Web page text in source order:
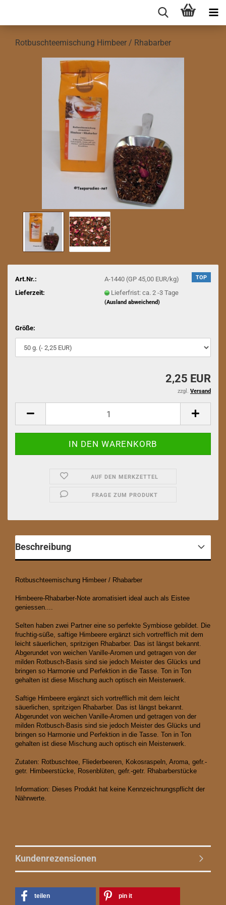
Rotbuschteemischung Himbeer / Rhabarber
TOP
Art.Nr.:
A-1440 (GP 45,00 EUR/kg)
Lieferzeit:
Lieferfrist: ca. 2 -3 Tage
(Ausland abweichend)
Größe:
2,25 EUR
zzgl. Versand
AUF DEN MERKZETTEL
FRAGE ZUM PRODUKT
Beschreibung
Rotbuschteemischung Himbeer / Rhabarber
Himbeere-Rhabarber-Note aromatisiert ideal auch als Eistee
geniessen....
Selten haben zwei Partner eine so perfekte Symbiose gebildet. Die
fruchtig-süße, saftige Himbeere ergänzt sich vortrefflich mit dem
leicht säuerlichen, spritzigen Rhabarber. Das ist längst bekannt.
Abgerundet von weichen Vanille-Aromen und getragen von der
milden Rotbusch-Basis sind sie jedoch Meister des Glücks und
bringen so Harmonie und Perfektion in die Tasse. Ton in Ton
gehalten ist diese Mischung auch optisch ein Meisterwerk.
Saftige Himbeere ergänzt sich vortrefflich mit dem leicht
säuerlichen, spritzigen Rhabarber. Das ist längst bekannt.
Abgerundet von weichen Vanille-Aromen und getragen von der
milden Rotbusch-Basis sind sie jedoch Meister des Glücks und
bringen so Harmonie und Perfektion in die Tasse. Ton in Ton
gehalten ist diese Mischung auch optisch ein Meisterwerk.
Zutaten: Rotbuschtee, Fliederbeeren, Kokosraspeln, Aroma, gefr.-
getr. Himbeerstücke, Rosenblüten, gefr.-getr. Rhabarberstücke
Information: Dieses Produkt hat keine Kennzeichnungspflicht der
Nährwerte.
Kundenrezensionen
teilen pin it